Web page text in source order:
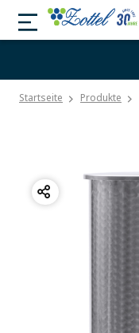
Startseite Produkte